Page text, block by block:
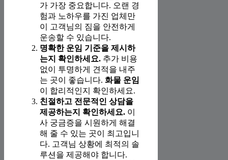
가 가장 중요합니다. 오랜 경
험과 노하우를 가진 업체만
이 고객님의 짐을 안전하게
운송할 수 있습니다.
명확한 운임 기준을 제시하
는지 확인하세요. 추가 비용
없이 투명하게 견적을 내주
는 곳이 좋습니다. 화물 운임
이 합리적인지 확인하세요.
친절하고 전문적인 상담을
제공하는지 확인하세요. 이
사 궁금증을 시원하게 해결
해 줄 수 있는 곳이 최고입니
다. 고객님 상황에 최적의 솔
루션을 제공해야 합니다.